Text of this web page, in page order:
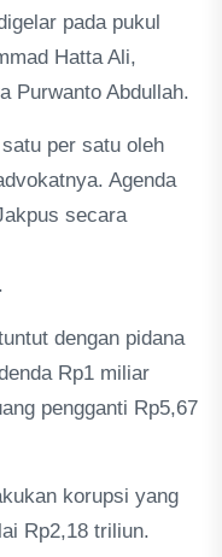
pada pukul
Hatta Ali,
Purwanto Abdullah.
per satu oleh
Agenda
secara
dengan pidana
Rp1 miliar
pengganti Rp5,67
korupsi yang
Rp2,18 triliun.